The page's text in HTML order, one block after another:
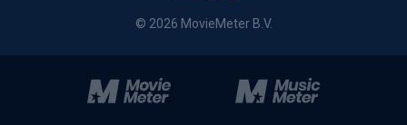
© 2026 MovieMeter B.V.